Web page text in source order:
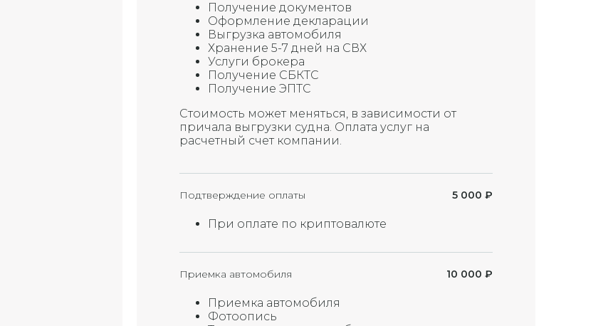
Получение документов
Оформление декларации
Выгрузка автомобиля
Хранение 5-7 дней на СВХ
Услуги брокера
Получение СБКТС
Получение ЭПТС
Стоимость может меняться, в зависимости от
причала выгрузки судна. Оплата услуг на
расчетный счет компании.
Подтверждение оплаты 5 000 ₽
При оплате по криптовалюте
Приемка автомобиля 10 000 ₽
Приемка автомобиля
Фотоопись